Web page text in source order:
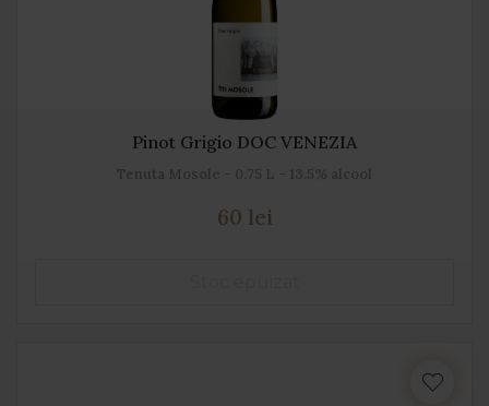
Pinot Grigio DOC VENEZIA
Tenuta Mosole - 0.75 L - 13.5% alcool
60 lei